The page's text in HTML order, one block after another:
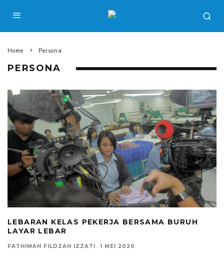
Home Persona
PERSONA
LEBARAN KELAS PEKERJA BERSAMA BURUH
LAYAR LEBAR
FATHIMAH FILDZAH IZZATI · 1 MEI 2020